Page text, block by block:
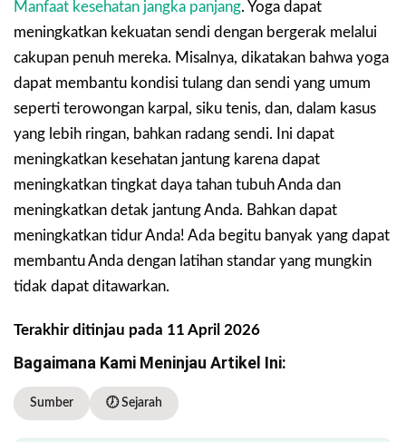
Manfaat kesehatan jangka panjang. Yoga dapat
meningkatkan kekuatan sendi dengan bergerak melalui
cakupan penuh mereka. Misalnya, dikatakan bahwa yoga
dapat membantu kondisi tulang dan sendi yang umum
seperti terowongan karpal, siku tenis, dan, dalam kasus
yang lebih ringan, bahkan radang sendi. Ini dapat
meningkatkan kesehatan jantung karena dapat
meningkatkan tingkat daya tahan tubuh Anda dan
meningkatkan detak jantung Anda. Bahkan dapat
meningkatkan tidur Anda! Ada begitu banyak yang dapat
membantu Anda dengan latihan standar yang mungkin
tidak dapat ditawarkan.
Terakhir ditinjau pada 11 April 2026
Bagaimana Kami Meninjau Artikel Ini:
Sumber 🕖 Sejarah